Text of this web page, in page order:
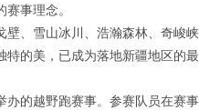
事理念。
、雪山冰川、浩瀚森林、奇峻峡
的美，已成为落地新疆地区的最
办的越野跑赛事。参赛队员在赛事